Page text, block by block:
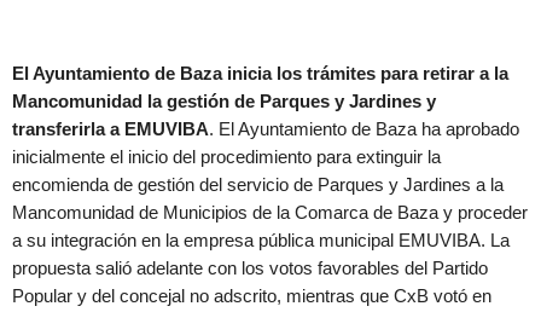
El Ayuntamiento de Baza inicia los trámites para retirar a la
Mancomunidad la gestión de Parques y Jardines y
transferirla a EMUVIBA. El Ayuntamiento de Baza ha aprobado
inicialmente el inicio del procedimiento para extinguir la
encomienda de gestión del servicio de Parques y Jardines a la
Mancomunidad de Municipios de la Comarca de Baza y proceder
a su integración en la empresa pública municipal EMUVIBA. La
propuesta salió adelante con los votos favorables del Partido
Popular y del concejal no adscrito, mientras que CxB votó en